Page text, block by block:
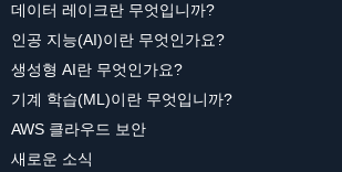
데이터 레이크란 무엇입니까?
인공 지능(AI)이란 무엇인가요?
생성형 AI란 무엇인가요?
기계 학습(ML)이란 무엇입니까?
AWS 클라우드 보안
새로운 소식